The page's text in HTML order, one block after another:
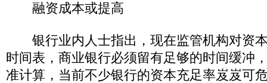
融资成本或提高
银行业内人士指出，现在监管机构对资
时间表，商业银行必须留有足够的时间缓冲
准计算，当前不少银行的资本充足率岌岌可